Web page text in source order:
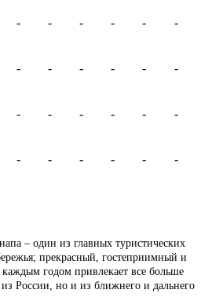
- - - - - -
- - - - - -
- - - - - -
- - - - - -
– один из главных туристических
прекрасный, гостеприимный и
годом привлекает все больше
России, но и из ближнего и дальнего